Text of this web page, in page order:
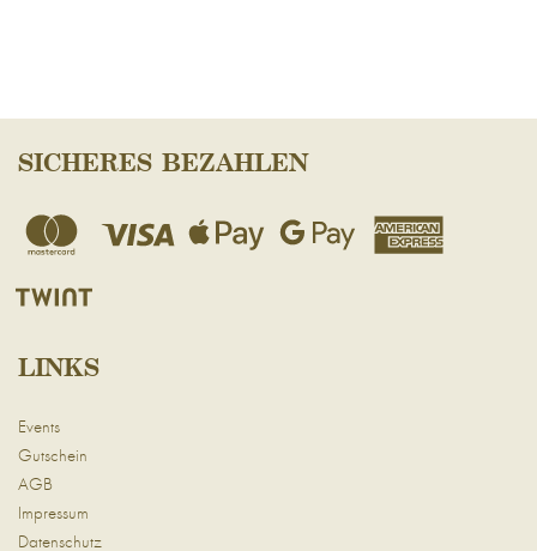
SICHERES BEZAHLEN
LINKS
Events
Gutschein
AGB
Impressum
Datenschutz